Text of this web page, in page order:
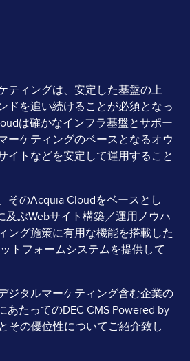
ティングは、安定した基盤の上
ドを追い続けることが必須となっ
は確かなインフラ基盤とサポー
ーケティングのベースとなるオウ
イトなどを安定して運用すること
そのAcquia Cloudをベースとし
ぶWebサイト構築／運用ノウハ
ング施策に有用な機能を搭載した
トフォームシステムを提供して
ジタルマーケティング含む企業の
あたってのDEC CMS Powered by
その優位性についてご紹介致し